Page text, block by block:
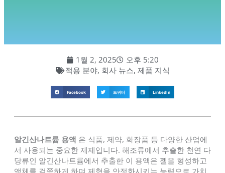
1월 2, 2025
오후 5:20
적용 분야, 회사 뉴스, 제품 지식
Facebook 트위터 LinkedIn
알긴산나트륨 용액 은 식품, 제약, 화장품 등 다양한 산업에
서 사용되는 중요한 제제입니다. 해조류에서 추출한 천연 다
당류인 알긴산나트륨에서 추출한 이 용액은 젤을 형성하고
액체를 걸쭉하게 하며 제형을 안정화시키는 능력으로 가치